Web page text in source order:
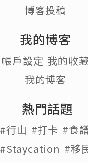
博客投稿
我的博客
帳戶設定 我的收藏
我的博客
熱門話題
#行山 #打卡 #食譜
#Staycation #移